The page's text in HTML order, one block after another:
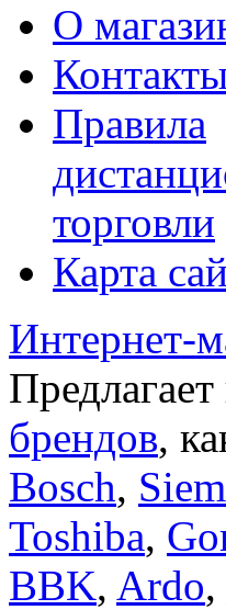
О
Правила
торговли
Карта
Интернет-
брендов,
Bosch,
Toshiba,
BBK, Ardo,